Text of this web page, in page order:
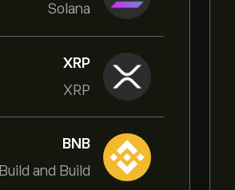
Solana
XRP
XRP
BNB
Build and Build